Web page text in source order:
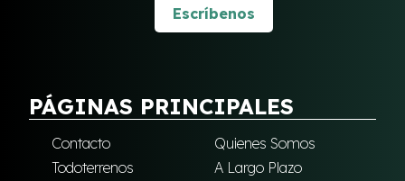
Escríbenos
PÁGINAS PRINCIPALES
Contacto
Quienes Somos
Todoterrenos
A Largo Plazo